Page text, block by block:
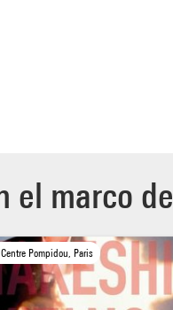
el marco de
Centre Pompidou, Paris